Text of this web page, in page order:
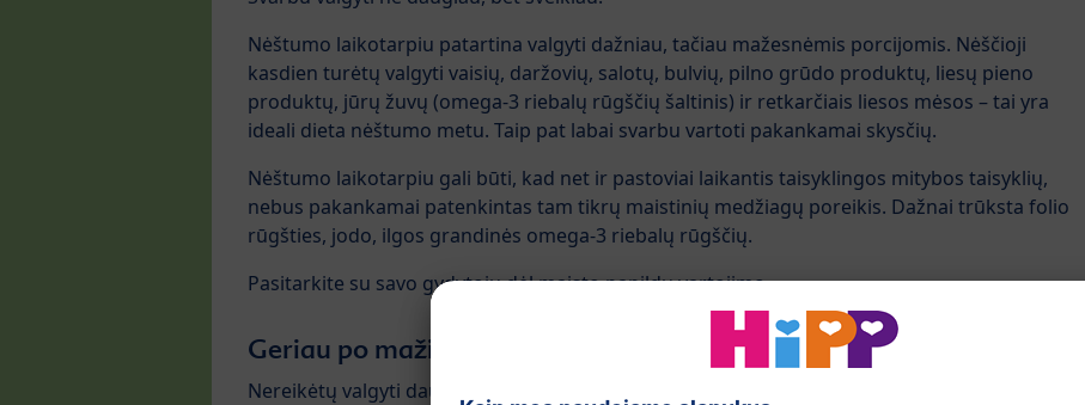
Nėštumo laikotarpiu patartina valgyti dažniau, tačiau mažesnėmis porcijomis. Nėščioji
kasdien turėtų valgyti vaisių, daržovių, salotų, bulvių, pilno grūdo produktų, liesų pieno
produktų, jūrų žuvų (omega-3 riebalų rūgščių šaltinis) ir retkarčiais liesos mėsos – tai yra
ideali dieta nėštumo metu. Taip pat labai svarbu vartoti pakankamai skysčių.
Nėštumo laikotarpiu gali būti, kad net ir pastoviai laikantis taisyklingos mitybos taisyklių,
nebus pakankamai patenkintas tam tikrų maistinių medžiagų poreikis. Dažnai trūksta folio
rūgšties, jodo, ilgos grandinės omega-3 riebalų rūgščių.
Pasitarkite su savo gydytoju dėl maisto papildų vartojimo.
Geriau po mažiau, bet dažniau
Nereikėtų valgyti daugiau nei įprastai. Vartokite sveiką maistą. Jūs galite valgyti viską,